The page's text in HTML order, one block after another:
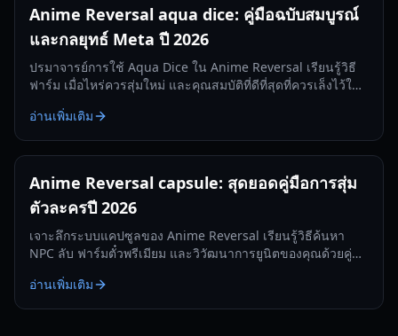
Anime Reversal aqua dice: คู่มือฉบับสมบูรณ์
และกลยุทธ์ Meta ปี 2026
ปรมาจารย์การใช้ Aqua Dice ใน Anime Reversal เรียนรู้วิธี
ฟาร์ม เมื่อไหร่ควรสุ่มใหม่ และคุณสมบัติที่ดีที่สุดที่ควรเล็งไว้ใน
อ่านเพิ่มเติม
Anime Reversal capsule: สุดยอดคู่มือการสุ่ม
ตัวละครปี 2026
เจาะลึกระบบแคปซูลของ Anime Reversal เรียนรู้วิธีค้นหา
NPC ลับ ฟาร์มตั๋วพรีเมียม และวิวัฒนาการยูนิตของคุณด้วยคู่มือ
อ่านเพิ่มเติม